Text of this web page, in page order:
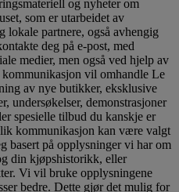
og nyheter om
som er utarbeidet av
lokale partnere, også avhengig
deg på e-post, med
medier, men også ved hjelp av
kommunikasjon vil omhandle Le
av nye butikker, eksklusive
undersøkelser, demonstrasjoner
spesielle tilbud du kanskje er
kommunikasjon kan være valgt
basert på opplysninger vi har om
din kjøpshistorikk, eller
Vi vil bruke opplysningene
bedre. Dette gjør det mulig for